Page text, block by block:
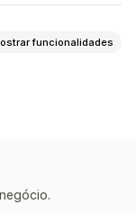
funcionalidades